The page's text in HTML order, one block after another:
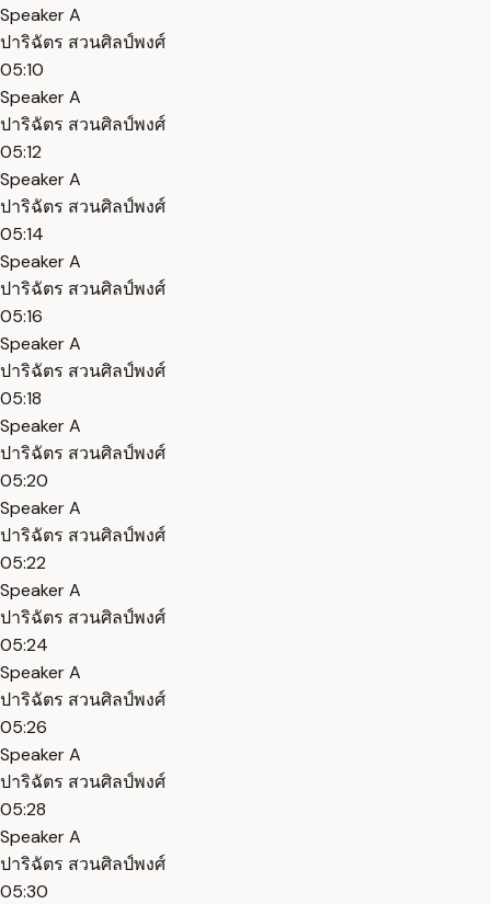
Speaker A
ปาริฉัตร สวนศิลป์พงศ์
05:10
Speaker A
ปาริฉัตร สวนศิลป์พงศ์
05:12
Speaker A
ปาริฉัตร สวนศิลป์พงศ์
05:14
Speaker A
ปาริฉัตร สวนศิลป์พงศ์
05:16
Speaker A
ปาริฉัตร สวนศิลป์พงศ์
05:18
Speaker A
ปาริฉัตร สวนศิลป์พงศ์
05:20
Speaker A
ปาริฉัตร สวนศิลป์พงศ์
05:22
Speaker A
ปาริฉัตร สวนศิลป์พงศ์
05:24
Speaker A
ปาริฉัตร สวนศิลป์พงศ์
05:26
Speaker A
ปาริฉัตร สวนศิลป์พงศ์
05:28
Speaker A
ปาริฉัตร สวนศิลป์พงศ์
05:30